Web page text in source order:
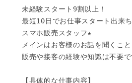
未経験スタート9割以上！
最短10日でお仕事スタート出来
スマホ販売スタッフ★
メインはお客様のお話を聞くこと
販売や接客の経験や知識は不要
【具体的な仕事内容】